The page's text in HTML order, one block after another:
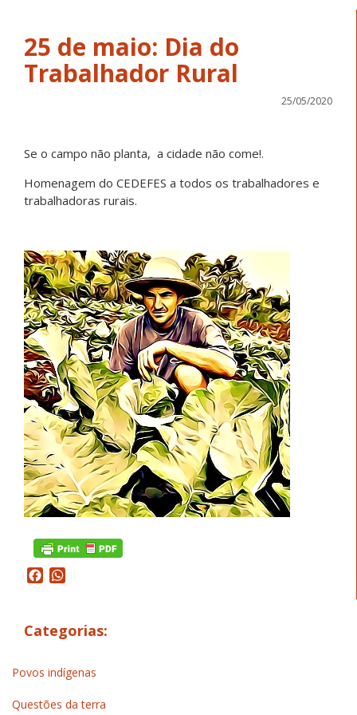
25 de maio: Dia do
Trabalhador Rural
25/05/2020
Se o campo não planta, a cidade não come!.
Homenagem do CEDEFES a todos os trabalhadores e
trabalhadoras rurais.
Facebook
Categorias:
Povos indígenas
Questões da terra